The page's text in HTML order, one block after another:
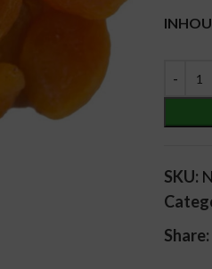
SKU:
Share: